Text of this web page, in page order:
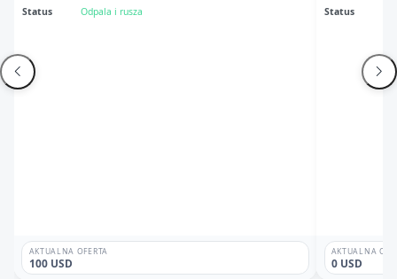
Status
Odpala i rusza
AKTUALNA OFERTA
100 USD
Status
AKTUALNA
0 USD